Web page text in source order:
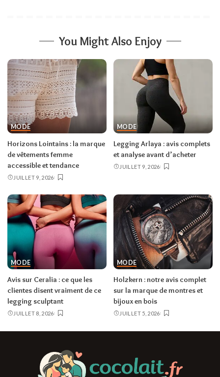
You Might Also Enjoy
MODE
Horizons Lointains : la marque
de vêtements femme
accessible et tendance
JUILLET 9, 2026
MODE
Legging Arlaya : avis complets
et analyse avant d’acheter
JUILLET 9, 2026
MODE
Avis sur Ceralia : ce que les
clientes disent vraiment de ce
legging sculptant
JUILLET 8, 2026
MODE
Holzkern : notre avis complet
sur la marque de montres et
bijoux en bois
JUILLET 5, 2026